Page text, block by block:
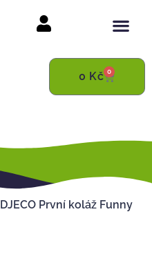
0 Kč 0
DJECO První koláž Funny